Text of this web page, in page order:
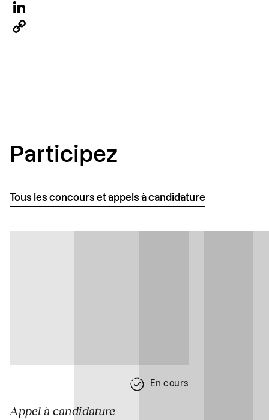
Facebook
LinkedIn
Participez
Tous les concours et appels à candidature
En cours
Appel à candidature